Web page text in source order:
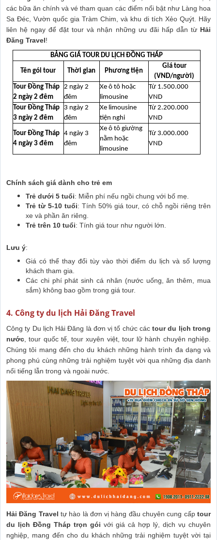
các bữa ăn chính và vé tham quan các điểm nổi bật như Làng hoa
Sa Đéc, Vườn quốc gia Tràm Chim, và khu di tích Xẻo Quýt. Hãy
liên hệ ngay để đặt tour và nhận những ưu đãi hấp dẫn từ Hải
Đăng Travel!
BẢNG GIÁ TOUR DU LỊCH ĐỒNG THÁP
Tên gói tour Thời gian Phương tiện
Giá tour
(VND/người)
Tour Đồng Tháp
2 ngày 2 đêm
2 ngày 2
đêm
Xe ô tô hoặc
limousine
Từ 1.500.000
VND
Tour Đồng Tháp
3 ngày 2 đêm
3 ngày 2
đêm
Xe limousine
tiện nghi
Từ 2.200.000
VND
Tour Đồng Tháp
4 ngày 3 đêm
4 ngày 3
đêm
Xe ô tô giường
nằm hoặc
limousine
Từ 3.000.000
VND
Chính sách giá dành cho trẻ em
Trẻ dưới 5 tuổi: Miễn phí nếu ngồi chung với bố mẹ.
Trẻ từ 5-10 tuổi: Tính 50% giá tour, có chỗ ngồi riêng trên
xe và phần ăn riêng.
Trẻ trên 10 tuổi: Tính giá tour như người lớn.
Lưu ý:
Giá có thể thay đổi tùy vào thời điểm du lịch và số lượng
khách tham gia.
Các chi phí phát sinh cá nhân (nước uống, ăn thêm, mua
sắm) không bao gồm trong giá tour.
4. Công ty du lịch Hải Đăng Travel
Công ty Du lịch Hải Đăng là đơn vị tổ chức cáctour du lịch trong
nước, tour quốc tế, tour xuyên việt, tour lữ hành chuyên nghiệp.
Chúng tôi mang đến cho du khách những hành trình đa dạng và
phong phú cùng những trải nghiệm tuyệt vời qua những địa danh
nổi tiếng lẫn trong và ngoài nước.
Hải Đăng Travel tự hào là đơn vị hàng đầu chuyên cung cấptour
du lịch Đồng Tháp trọn gói với giá cả hợp lý, dịch vụ chuyên
nghiệp, mang đến cho du khách những trải nghiệm tuyệt vời tại